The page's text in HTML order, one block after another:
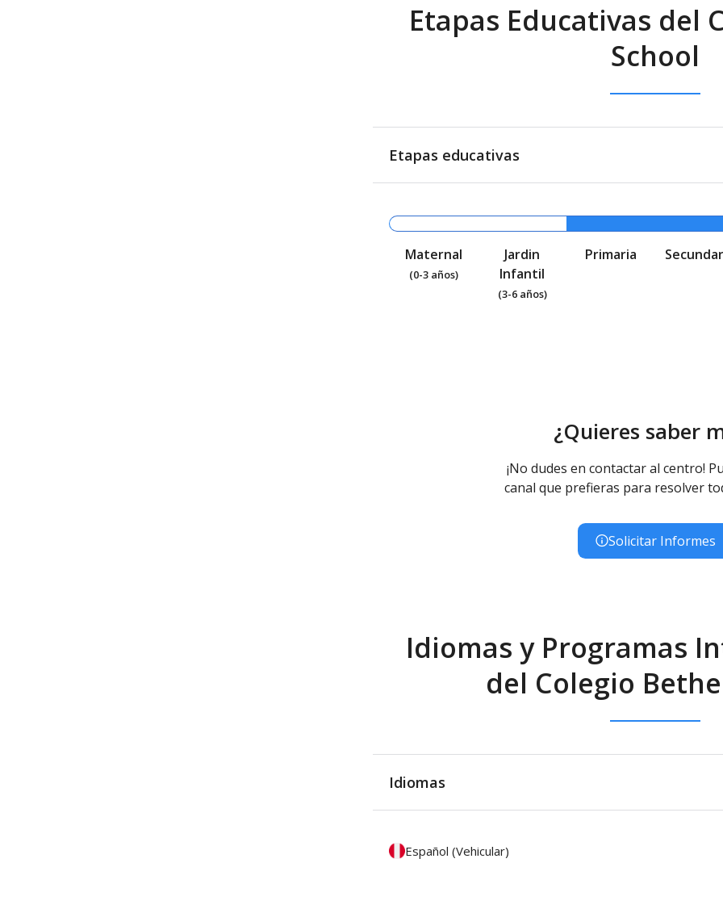
Etapas Educativas del
School
Etapas educativas
Maternal
(0-3 años)
Jardin
Infantil
(3-6 años)
Primaria
¿Quieres saber
¡No dudes en contactar al centro!
canal que prefieras para resolver
Solicitar Informes
Idiomas y Programas
del Colegio
Idiomas
Español (Vehicular)